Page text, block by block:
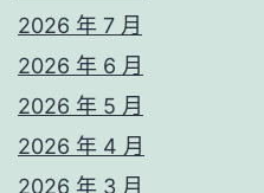
2026 年 7 月
2026 年 6 月
2026 年 5 月
2026 年 4 月
2026 年 3 月